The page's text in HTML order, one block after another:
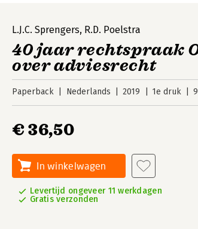
L.J.C. Sprengers, R.D. Poelstra
40 jaar rechtspraak
over adviesrecht
Paperback Nederlands 2019 1e druk
€ 36,50
In winkelwagen
Levertijd ongeveer 11 werkdagen
Gratis verzonden